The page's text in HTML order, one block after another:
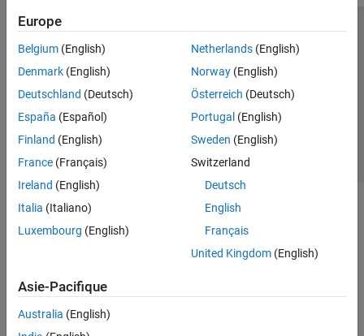
Europe
Belgium (English)
Denmark (English)
Deutschland (Deutsch)
España (Español)
Finland (English)
France (Français)
Ireland (English)
Italia (Italiano)
Luxembourg (English)
Netherlands(English)
Norway(English)
Österreich (Deutsch)
Portugal (English)
Sweden (English)
Switzerland
Deutsch
English
Français
United Kingdom(English)
Asie-Pacifique
Australia (English)
Lutte anti-piratage
Contacts locaux
© 1994-2026 The MathWorks, Inc.